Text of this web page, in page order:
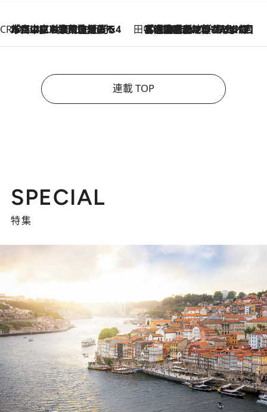
CREA'S CHOICE
2026.8.7
「立川にも歌舞伎があるんだよ」 片岡仁左衛門・市川中車ら豪華座組みで4年目の立川立飛歌舞伎へ 田中稲の勝手に再ブーム
2026.8.7
「湘南乃風に憧れて」観客大盛上がりの“タオル回し”に、ラッパー顔負けの高速歌唱まで…さだまさし（74）のアグレッシブすぎる現在地
連載 TOP
SPECIAL
特集